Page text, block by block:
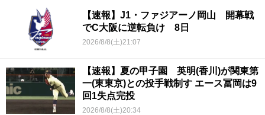
【速報】J1・ファジアーノ岡山 開幕戦
でC大阪に逆転負け 8日
2026/8/8(土)21:07
【速報】夏の甲子園 英明(香川)が関東第
一(東東京)との投手戦制す エース冨岡は9
回1失点完投
2026/8/8(土)20:34